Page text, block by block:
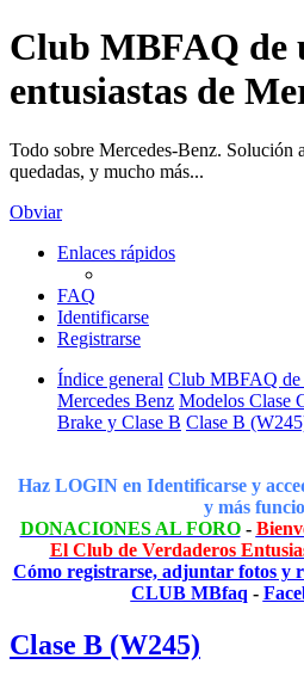
Club MBFAQ de
entusiastas de
Todo sobre Mercedes-Benz. Solución
quedadas, y mucho más...
Obviar
Enlaces rápidos
FAQ
Identificarse
Registrarse
Índice general Club MBFAQ de
Mercedes Benz Modelos Clase
Brake y Clase B Clase B
Haz LOGIN en Identificarse y
y más
DONACIONES AL FORO-
El Club de Verdaderos
Cómo registrarse, adjuntar fotos y
CLUB MBfaq -
Clase B (W245)